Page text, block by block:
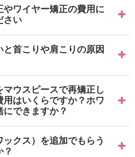
やワイヤー矯正の費用に
さい
首こりや肩こりの原因
ウスピースで再矯正し
用はいくらですか？ホワ
できますか？
クス）を追加でもらう
？